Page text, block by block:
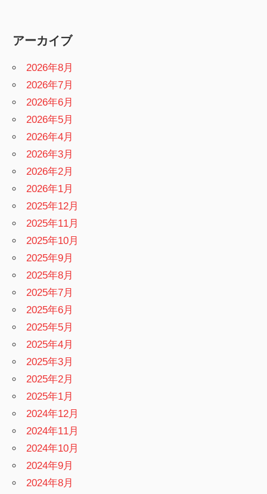
アーカイブ
2026年8月
2026年7月
2026年6月
2026年5月
2026年4月
2026年3月
2026年2月
2026年1月
2025年12月
2025年11月
2025年10月
2025年9月
2025年8月
2025年7月
2025年6月
2025年5月
2025年4月
2025年3月
2025年2月
2025年1月
2024年12月
2024年11月
2024年10月
2024年9月
2024年8月